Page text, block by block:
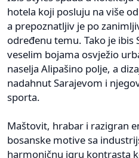
hotela koji posluju na više
a prepoznatljiv je po
određenu temu. Tako je ibis
veselim bojama osvježio
naselja Alipašino polje, a
nadahnut Sarajevom i
sporta.
Maštovit, hrabar i razigran
bosanske motive sa
harmoničnu igru kontrasta